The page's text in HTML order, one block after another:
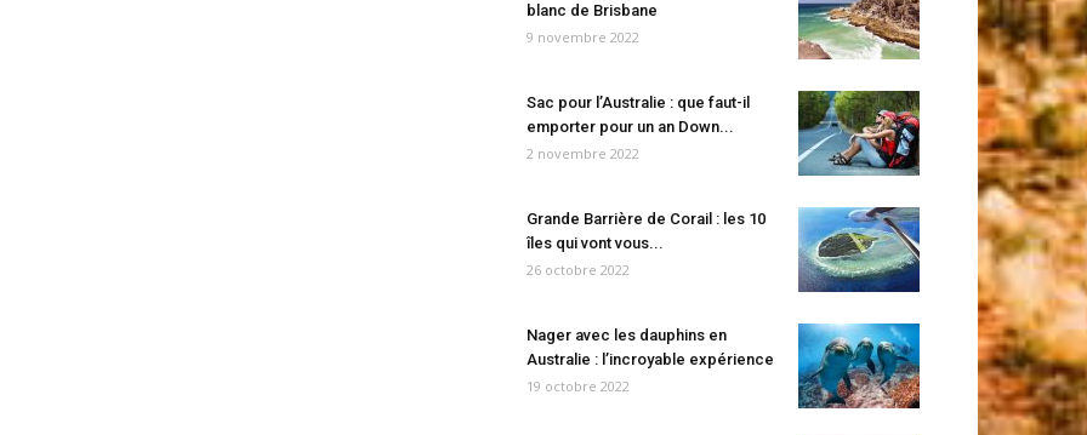
blanc de Brisbane
9 novembre 2022
Sac pour l’Australie : que faut-il
emporter pour un an Down...
2 novembre 2022
Grande Barrière de Corail : les 10
îles qui vont vous...
26 octobre 2022
Nager avec les dauphins en
Australie : l’incroyable expérience
19 octobre 2022